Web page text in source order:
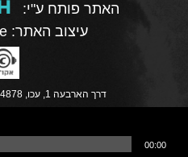
האתר פותח ע"י:
עיצוב האתר:
דרך הארבעה 1, עכו, 052-3434878 |
00:00